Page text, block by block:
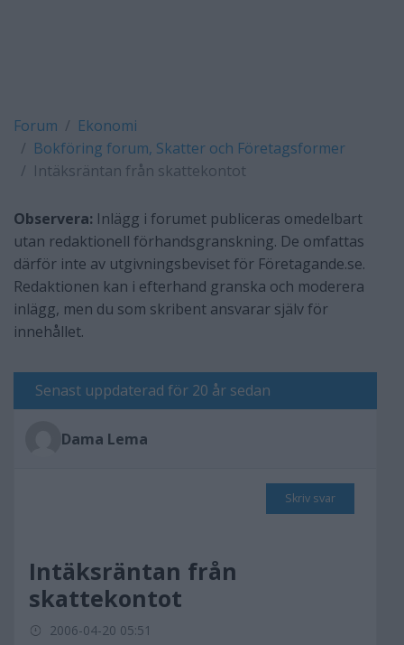
Forum
Ekonomi
Bokföring forum, Skatter och Företagsformer
Intäksräntan från skattekontot
Observera: Inlägg i forumet publiceras omedelbart
utan redaktionell förhandsgranskning. De omfattas
därför inte av utgivningsbeviset för Företagande.se.
Redaktionen kan i efterhand granska och moderera
inlägg, men du som skribent ansvarar själv för
innehållet.
Senast uppdaterad för 20 år sedan
Dama Lema
Skriv svar
Intäksräntan från
skattekontot
2006-04-20 05:51